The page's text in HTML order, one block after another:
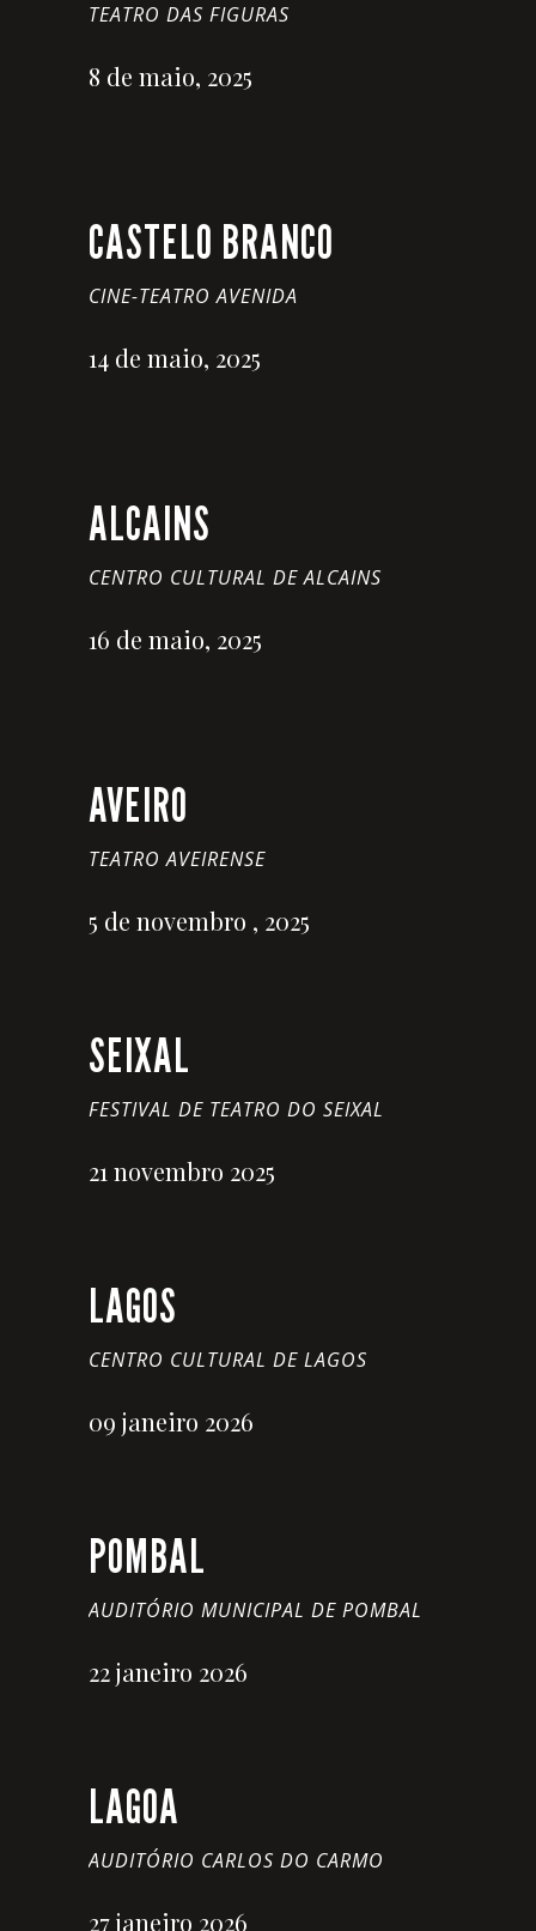
TEATRO DAS FIGURAS
8 de maio, 2025
CASTELO BRANCO
CINE-TEATRO AVENIDA
14 de maio, 2025
ALCAINS
CENTRO CULTURAL DE ALCAINS
16 de maio, 2025
AVEIRO
TEATRO AVEIRENSE
5 de novembro , 2025
SEIXAL
FESTIVAL DE TEATRO DO SEIXAL
21 novembro 2025
LAGOS
CENTRO CULTURAL DE LAGOS
09 janeiro 2026
POMBAL
AUDITÓRIO MUNICIPAL DE POMBAL
22 janeiro 2026
LAGOA
AUDITÓRIO CARLOS DO CARMO
27 janeiro 2026